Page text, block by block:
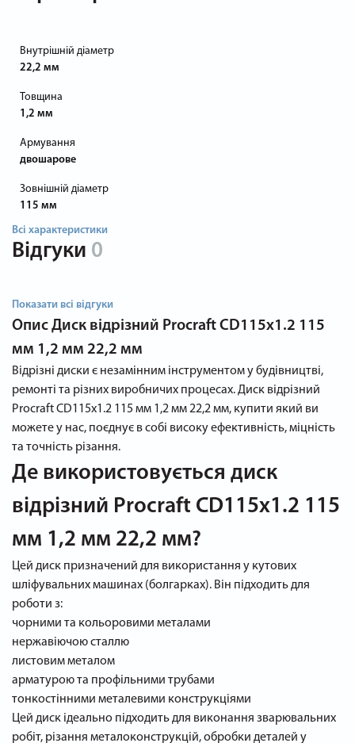
Внутрішній діаметр
22,2 мм
Товщина
1,2 мм
Армування
двошарове
Зовнішній діаметр
115 мм
Всі характеристики
Відгуки 0
Показати всі відгуки
Опис Диск відрізний Procraft CD115x1.2 115
мм 1,2 мм 22,2 мм
Відрізні диски є незамінним інструментом у будівництві,
ремонті та різних виробничих процесах. Диск відрізний
Procraft CD115x1.2 115 мм 1,2 мм 22,2 мм, купити який ви
можете у нас, поєднує в собі високу ефективність, міцність
та точність різання.
Де використовується диск
відрізний Procraft CD115x1.2 115
мм 1,2 мм 22,2 мм?
Цей диск призначений для використання у кутових
шліфувальних машинах (болгарках). Він підходить для
роботи з:
чорними та кольоровими металами
нержавіючою сталлю
листовим металом
арматурою та профільними трубами
тонкостінними металевими конструкціями
Цей диск ідеально підходить для виконання зварювальних
робіт, різання металоконструкцій, обробки деталей у